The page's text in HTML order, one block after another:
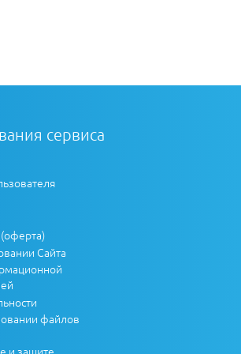
сервиса
Сайта
файлов
и защите